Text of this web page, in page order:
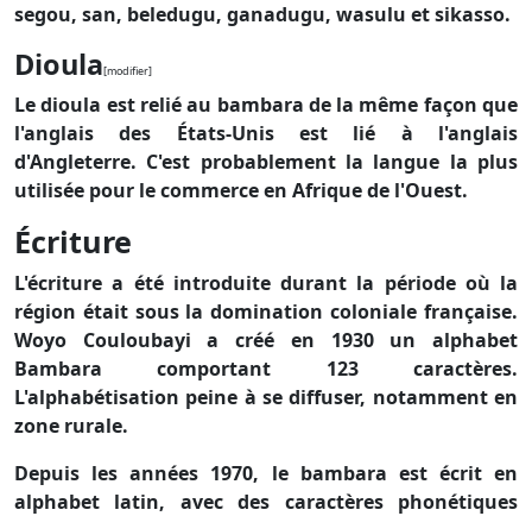
segou, san, beledugu, ganadugu, wasulu et sikasso.
Dioula[modifier]
Le dioula est relié au bambara de la même façon que
l'anglais des États-Unis est lié à l'anglais
d'Angleterre. C'est probablement la langue la plus
utilisée pour le commerce en Afrique de l'Ouest.
Écriture
L'écriture a été introduite durant la période où la
région était sous la domination coloniale française.
Woyo Couloubayi a créé en 1930 un alphabet
Bambara comportant 123 caractères.
L'alphabétisation peine à se diffuser, notamment en
zone rurale.
Depuis les années 1970, le bambara est écrit en
alphabet latin, avec des caractères phonétiques